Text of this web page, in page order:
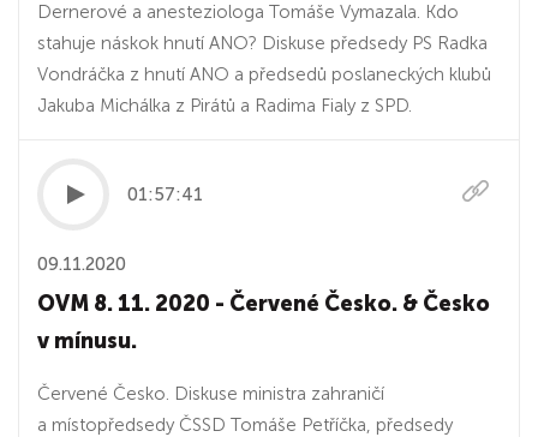
Dernerové a anesteziologa Tomáše Vymazala. Kdo
stahuje náskok hnutí ANO? Diskuse předsedy PS Radka
Vondráčka z hnutí ANO a předsedů poslaneckých klubů
Jakuba Michálka z Pirátů a Radima Fialy z SPD.
01:57:41
09.11.2020
OVM 8. 11. 2020 - Červené Česko. & Česko
v mínusu.
Červené Česko. Diskuse ministra zahraničí
a místopředsedy ČSSD Tomáše Petříčka, předsedy